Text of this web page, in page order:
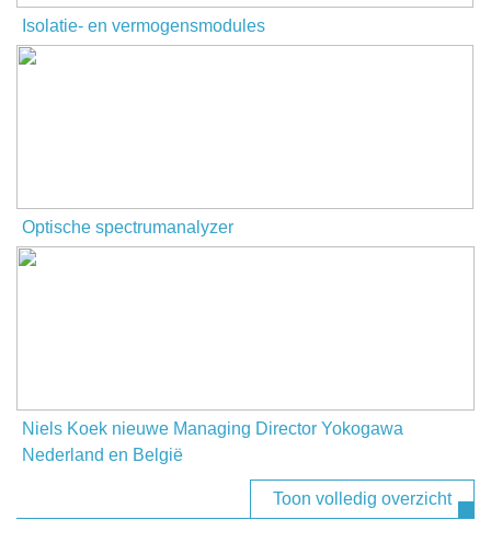
Isolatie- en vermogensmodules
Optische spectrumanalyzer
Niels Koek nieuwe Managing Director Yokogawa
Nederland en België
Toon volledig overzicht